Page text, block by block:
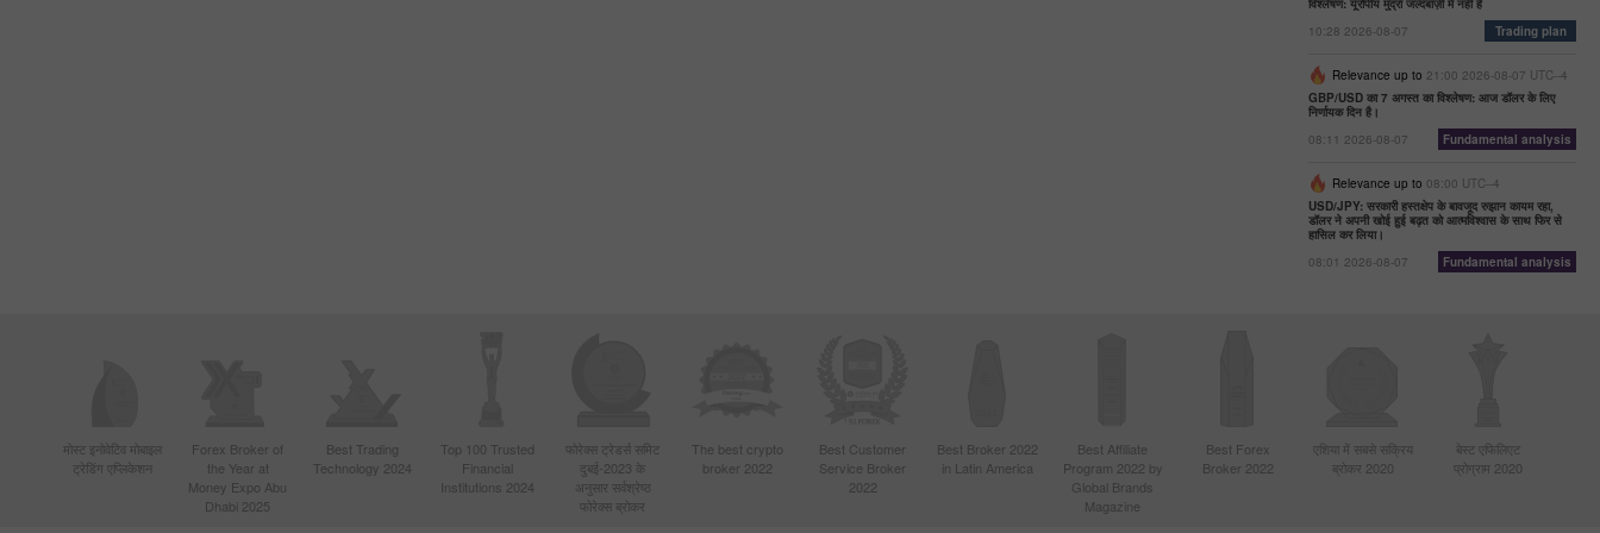
विश्लेषण: यूरोपीय मुद्रा जल्दबाज़ी में नहीं है
10:28 2026-08-07
Trading plan
Relevance up to 21:00 2026-08-07 UTC--4
GBP/USD का 7 अगस्त का विश्लेषण: आज डॉलर के लिए
निर्णायक दिन है।
08:11 2026-08-07
Fundamental analysis
Relevance up to 08:00 UTC--4
USD/JPY: सरकारी हस्तक्षेप के बावजूद रुझान कायम रहा,
डॉलर ने अपनी खोई हुई बढ़त को आत्मविश्वास के साथ फिर से
हासिल कर लिया।
08:01 2026-08-07
Fundamental analysis
मोस्ट इनोवेटिव मोबाइल
ट्रेडिंग एप्लिकेशन
Forex Broker of
the Year at
Money Expo Abu
Dhabi 2025
Best Trading
Technology 2024
Top 100 Trusted
Financial
Institutions 2024
फोरेक्स ट्रेडर्स समिट
दुबई-2023 के
अनुसार सर्वश्रेष्ठ
फोरेक्स ब्रोकर
The best crypto
broker 2022
Best Customer
Service Broker
2022
Best Broker 2022
in Latin America
Best Affiliate
Program 2022 by
Global Brands
Magazine
Best Forex
Broker 2022
एशिया में सबसे सक्रिय
ब्रोकर 2020
बेस्ट एफिलिएट
प्रोग्राम 2020